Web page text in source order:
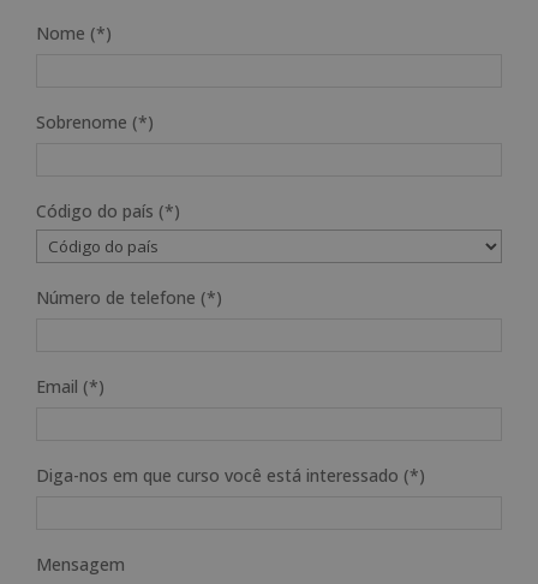
Nome (*)
Sobrenome (*)
Código do país (*)
Número de telefone (*)
Email (*)
Diga-nos em que curso você está interessado (*)
Mensagem